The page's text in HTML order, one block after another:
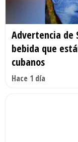
Advertencia de
bebida que
cubanos
Hace 1 día